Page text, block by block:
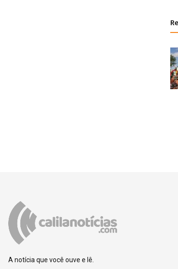
A notícia que você ouve e lê.